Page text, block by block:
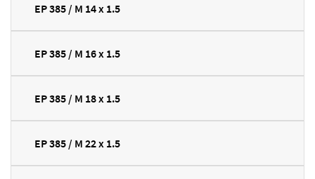
EP 385 / M 14 x 1.5
EP 385 / M 16 x 1.5
EP 385 / M 18 x 1.5
EP 385 / M 22 x 1.5